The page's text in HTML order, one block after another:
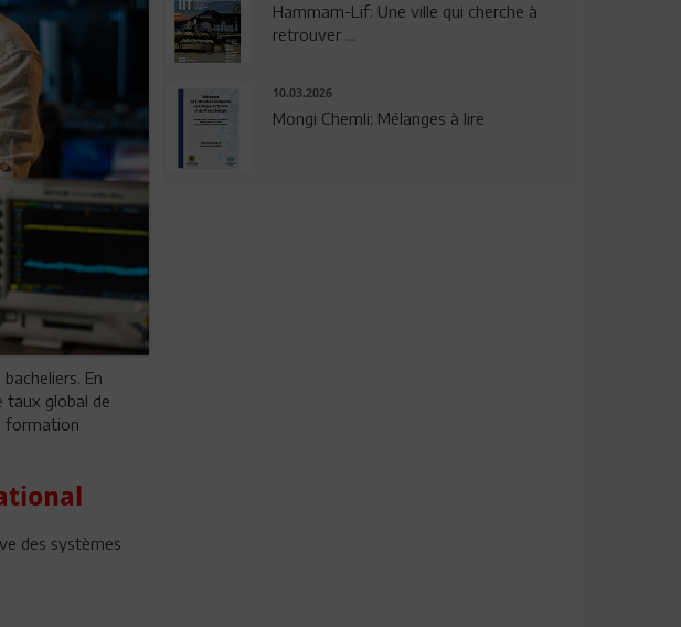
En
taux global de
formation
des systèmes
Hammam-Lif: Une ville qui cherche à
retrouver ...
10.03.2026
Mongi Chemli: Mélanges à lire